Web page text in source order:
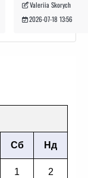
Valeriia Skorych
2026-07-18 13:56
Сб Нд
1 2